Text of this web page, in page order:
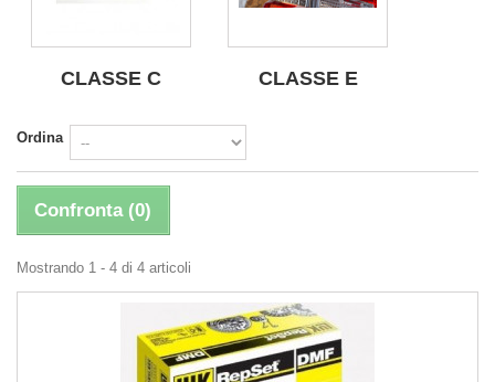
CLASSE C CLASSE E
Ordina
Confronta (0)
Mostrando 1 - 4 di 4 articoli